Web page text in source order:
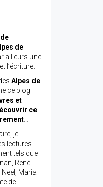
de
ailleurs une
l’écriture.
Alpes de
ce blog
et
ce
…
je
lectures
tels que
René
Maria
de